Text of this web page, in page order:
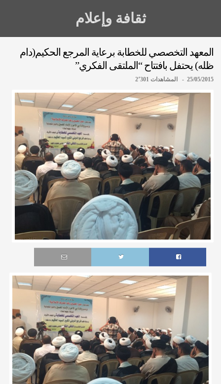
ثقافة وإعلام
المعهد التخصصي للخطابة برعاية المرجع الحكيم(دام
ظله) يحتفل بافتتاح “الملتقى الفكري”
25/05/2015 - المشاهدات 2٬301